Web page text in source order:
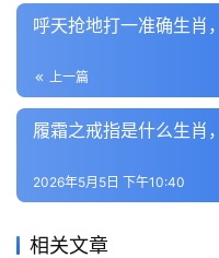
呼天抢地打一准确生肖
上一篇
履霜之戒指是什么生肖
2026年5月5日 下午10:40
相关文章